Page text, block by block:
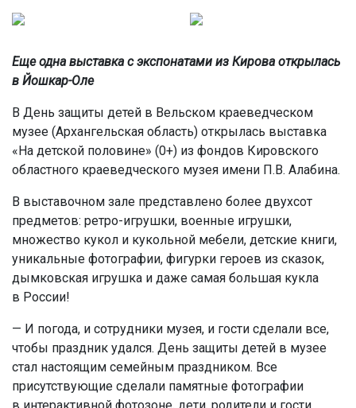
Еще одна выставка с экспонатами из Кирова открылась
в Йошкар-Оле
В День защиты детей в Вельском краеведческом
музее (Архангельская область) открылась выставка
«На детской половине» (0+) из фондов Кировского
областного краеведческого музея имени П.В. Алабина.
В выставочном зале представлено более двухсот
предметов: ретро-игрушки, военные игрушки,
множество кукол и кукольной мебели, детские книги,
уникальные фотографии, фигурки героев из сказок,
дымковская игрушка и даже самая большая кукла
в России!
— И погода, и сотрудники музея, и гости сделали все,
чтобы праздник удался. День защиты детей в музее
стал настоящим семейным праздником. Все
присутствующие сделали памятные фотографии